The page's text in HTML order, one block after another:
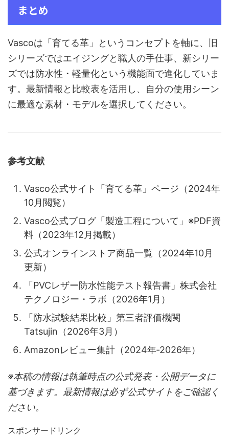
まとめ
Vascoは「育てる革」というコンセプトを軸に、旧
シリーズではエイジングと職人の手仕事、新シリー
ズでは防水性・軽量化という機能面で進化していま
す。最新情報と比較表を活用し、自分の使用シーン
に最適な素材・モデルを選択してください。
参考文献
Vasco公式サイト「育てる革」ページ（2024年
10月閲覧）
Vasco公式ブログ「製造工程について」※PDF資
料（2023年12月掲載）
公式オンラインストア商品一覧（2024年10月
更新）
「PVCレザー防水性能テスト報告書」株式会社
テクノロジー・ラボ（2026年1月）
「防水試験結果比較」第三者評価機関
Tatsujin（2026年3月）
Amazonレビュー集計（2024年‑2026年）
※本稿の情報は執筆時点の公式発表・公開データに
基づきます。最新情報は必ず公式サイトをご確認く
ださい。
スポンサードリンク